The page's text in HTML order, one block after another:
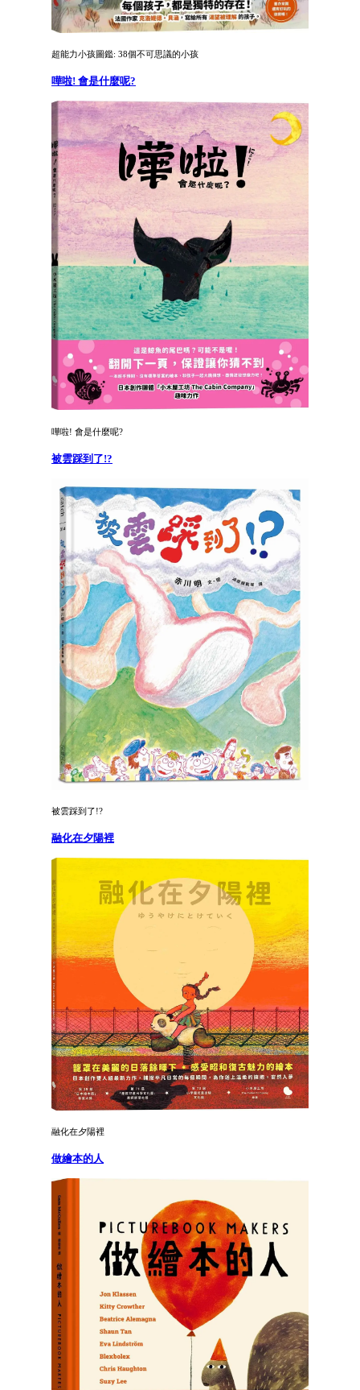
超能力小孩圖鑑: 38個不可思議的小孩
嘩啦! 會是什麼呢?
嘩啦! 會是什麼呢?
被雲踩到了!?
被雲踩到了!?
融化在夕陽裡
融化在夕陽裡
做繪本的人